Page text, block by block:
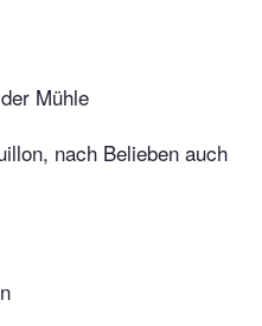
Mühle
nach Belieben auch